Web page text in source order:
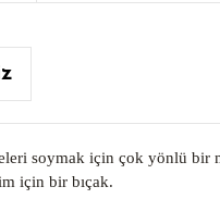
soymak için çok yönlü bir
için bir bıçak.